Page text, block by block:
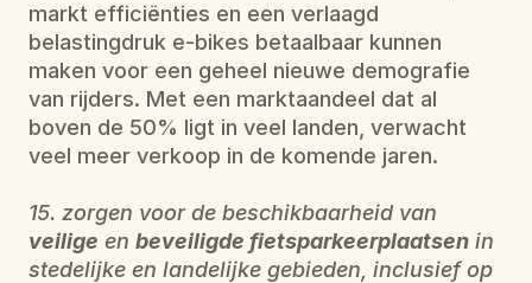
markt efficiënties en een verlaagd
belastingdruk e-bikes betaalbaar kunnen
maken voor een geheel nieuwe demografie
van rijders. Met een marktaandeel dat al
boven de 50% ligt in veel landen, verwacht
veel meer verkoop in de komende jaren.
veilige en beveiligde fietsparkeerplaatsen in
stedelijke en landelijke gebieden, inclusief op